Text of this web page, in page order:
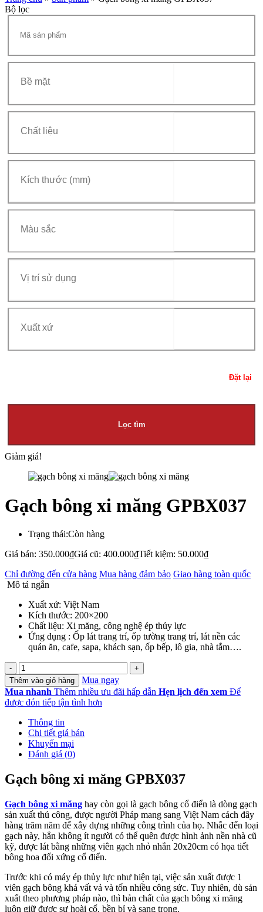
Bộ lọc
Đặt lại
Lọc tìm
Giảm giá!
Gạch bông xi măng GPBX037
Trạng thái:Còn hàng
Giá bán: 350.000₫Giá cũ: 400.000₫Tiết kiệm: 50.000₫
Chỉ đường đến cửa hàng Mua hàng đảm bảo Giao hàng toàn quốc
Mô tả ngắn
Xuất xứ: Việt Nam
Kích thước: 200×200
Chất liệu: Xi măng, công nghệ ép thủy lực
Ứng dụng : Ốp lát trang trí, ốp tường trang trí, lát nền các
quán ăn, cafe, sapa, khách sạn, ốp bếp, lô gia, nhà tắm….
Gạch
bông
xi
măng
GPBX037
số
lượng
Thêm vào giỏ hàng
Mua ngay
Mua nhanh Thêm nhiều ưu đãi hấp dẫn Hẹn lịch đến xem Để
được đón tiếp tận tình hơn
Thông tin
Chi tiết giá bán
Khuyến mại
Đánh giá (0)
Gạch bông xi măng GPBX037
Gạch bông xi măng hay còn gọi là gạch bông cổ điển là dòng gạch
sản xuất thủ công, được người Pháp mang sang Việt Nam cách đây
hàng trăm năm để xây dựng những công trình của họ. Nhắc đến loại
gạch này, hẳn không ít người có thể quên được hình ảnh nền nhà cũ
kỹ, được lát bằng những viên gạch nhỏ nhắn 20x20cm có họa tiết
bông hoa đối xứng cổ điển.
Trước khi có máy ép thủy lực như hiện tại, việc sản xuất được 1
viên gạch bông khá vất vả và tốn nhiều công sức. Tuy nhiên, dù sản
xuất theo phương pháp nào, thì bản chất của gạch bông xi măng
luôn giữ được sự hoài cổ, bền bỉ và sang trọng.